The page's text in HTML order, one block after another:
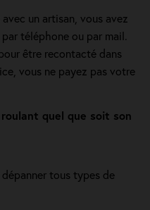
un artisan, vous avez
téléphone ou par mail.
être recontacté dans
vous ne payez pas votre
quel que soit son
tous types de